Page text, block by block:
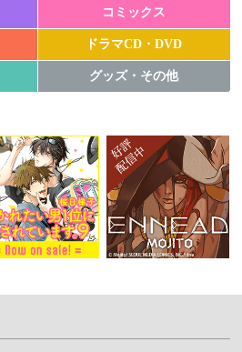
コミックス
ドラマCD・DVD
グッズ・その他